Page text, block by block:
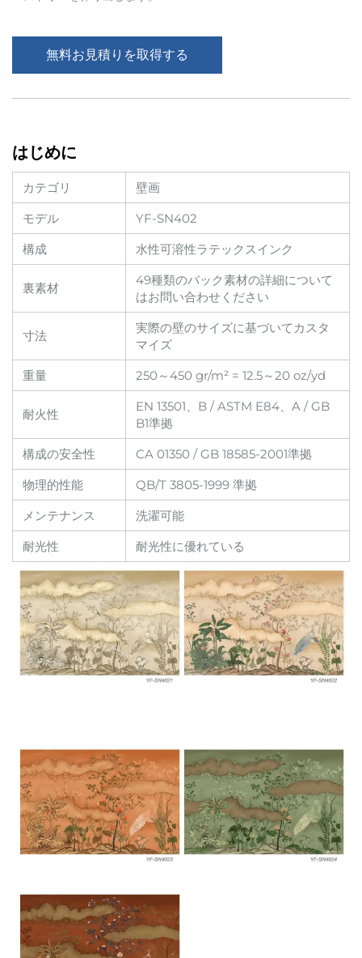
無料お見積りを取得する
はじめに
カテゴリ
壁画
モデル
YF-SN402
構成
水性可溶性ラテックスインク
裏素材
49種類のバック素材の詳細について
はお問い合わせください
寸法
実際の壁のサイズに基づいてカスタ
マイズ
重量
250～450 gr/m² = 12.5～20 oz/yd
耐火性
EN 13501、B / ASTM E84、A / GB
B1準拠
構成の安全性
CA 01350 / GB 18585-2001準拠
物理的性能
QB/T 3805-1999 準拠
メンテナンス
洗濯可能
耐光性
耐光性に優れている